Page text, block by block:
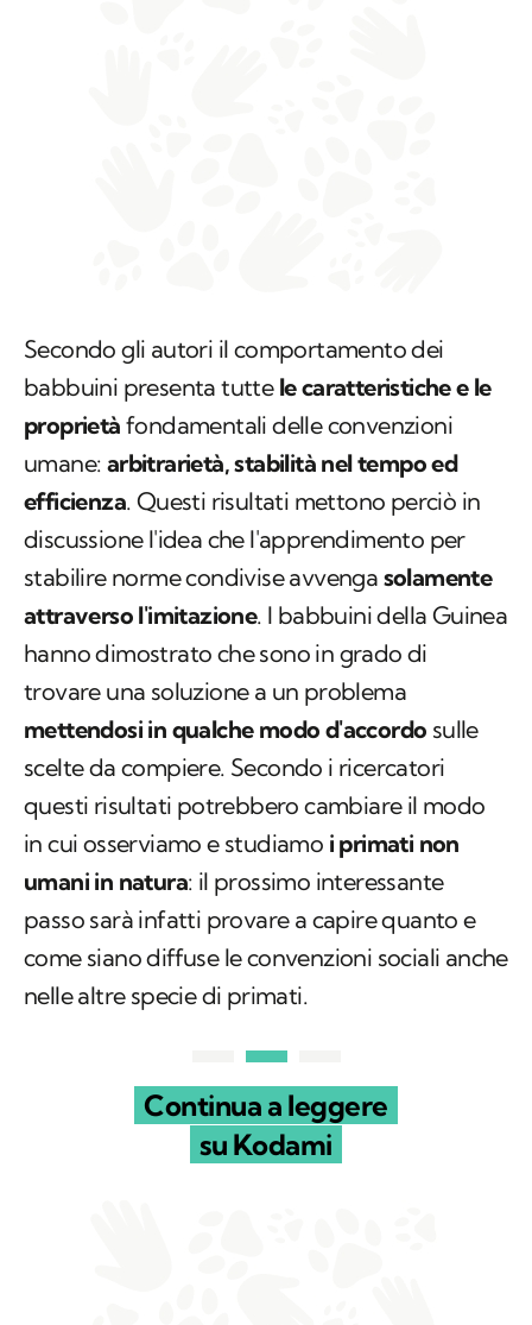
Secondo gli autori il comportamento dei
babbuini presenta tutte le caratteristiche e le
proprietà fondamentali delle convenzioni
umane: arbitrarietà, stabilità nel tempo ed
efficienza. Questi risultati mettono perciò in
discussione l'idea che l'apprendimento per
stabilire norme condivise avvenga solamente
attraverso l'imitazione. I babbuini della Guinea
hanno dimostrato che sono in grado di
trovare una soluzione a un problema
mettendosi in qualche modo d'accordo sulle
scelte da compiere. Secondo i ricercatori
questi risultati potrebbero cambiare il modo
in cui osserviamo e studiamo i primati non
umani in natura: il prossimo interessante
passo sarà infatti provare a capire quanto e
come siano diffuse le convenzioni sociali anche
nelle altre specie di primati.
Continua a leggere
su Kodami